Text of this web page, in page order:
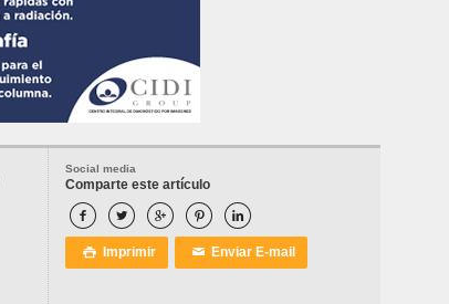
Social media
Comparte este artículo
    
 Imprimir ✉ Enviar E-mail